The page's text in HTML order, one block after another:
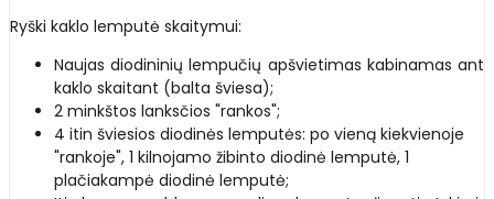
Ryški kaklo lemputė skaitymui:
Naujas diodininių lempučių apšvietimas kabinamas ant
kaklo skaitant (balta šviesa);
2 minkštos lanksčios "rankos";
4 itin šviesios diodinės lemputės: po vieną kiekvienoje
"rankoje", 1 kilnojamo žibinto diodinė lemputė, 1
plačiakampė diodinė lemputė;